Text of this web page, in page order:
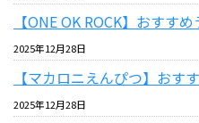
【ONE OK ROCK】おすす
2025年12月28日
【マカロニえんぴつ】おす
2025年12月28日